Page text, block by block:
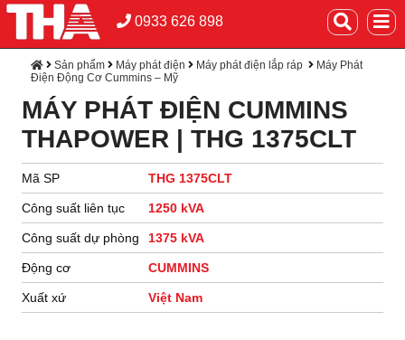
0933 626 898
Sản phẩm Máy phát điện Máy phát điện lắp ráp
Máy Phát
Điện Động Cơ Cummins – Mỹ
MÁY PHÁT ĐIỆN CUMMINS
THAPOWER | THG 1375CLT
Mã SP THG 1375CLT
Công suất liên tục 1250 kVA
Công suất dự phòng 1375 kVA
Động cơ CUMMINS
Xuất xứ Việt Nam